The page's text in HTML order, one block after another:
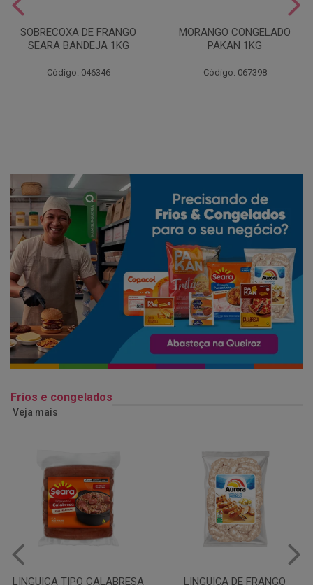
SOBRECOXA DE FRANGO
SEARA BANDEJA 1KG
Código: 046346
MORANGO CONGELADO
PAKAN 1KG
Código: 067398
Frios e congelados
Veja mais
LINGUIÇA DE FRANGO QUEIJO MUSSARELA